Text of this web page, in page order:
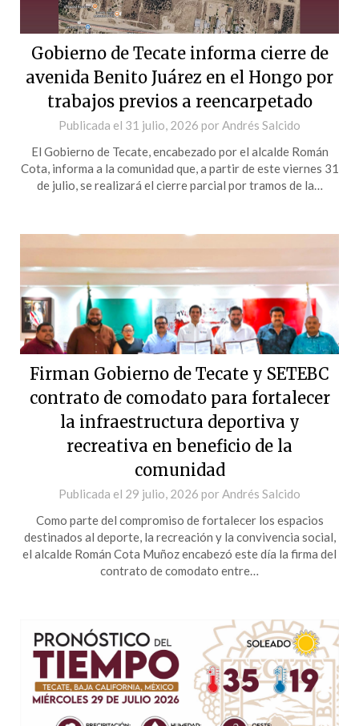
Gobierno de Tecate informa cierre de
avenida Benito Juárez en el Hongo por
trabajos previos a reencarpetado
Publicada el 31 julio, 2026 por Andrés Salcido
El Gobierno de Tecate, encabezado por el alcalde Román
Cota, informa a la comunidad que, a partir de este viernes 31
de julio, se realizará el cierre parcial por tramos de la…
Firman Gobierno de Tecate y SETEBC
contrato de comodato para fortalecer
la infraestructura deportiva y
recreativa en beneficio de la
comunidad
Publicada el 29 julio, 2026 por Andrés Salcido
Como parte del compromiso de fortalecer los espacios
destinados al deporte, la recreación y la convivencia social,
el alcalde Román Cota Muñoz encabezó este día la firma del
contrato de comodato entre…